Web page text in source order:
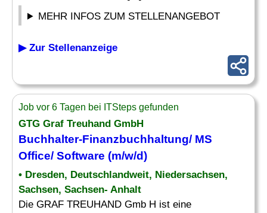
MEHR INFOS ZUM STELLENANGEBOT
▶ Zur Stellenanzeige
Job vor 6 Tagen bei ITSteps gefunden
GTG Graf Treuhand GmbH
Buchhalter-Finanzbuchhaltung/ MS
Office/ Software (m/w/d)
• Dresden, Deutschlandweit, Niedersachsen,
Sachsen, Sachsen- Anhalt
Die GRAF TREUHAND Gmb H ist eine